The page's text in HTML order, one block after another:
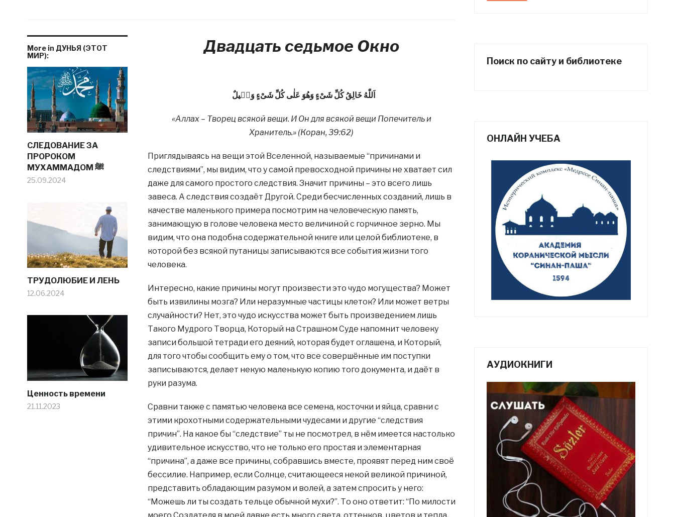
More in ДУНЬЯ (ЭТОТ
МИР):
СЛЕДОВАНИЕ ЗА
ПРОРОКОМ
МУХАММАДОМ ﷺ
25.09.2024
​​ТРУДОЛЮБИЕ И ЛЕНЬ
12.06.2024
Ценность времени
21.11.2023
Двадцать седьмое Окно
اَللّٰهُ خَالِقُ كُلِّ شَىْءٍ وَهُوَ عَلٰى كُلِّ شَىْءٍ وَكٖيلٌ
«Аллах – Творец всякой вещи. И Он для всякой вещи Попечитель и
Хранитель.» (Коран, 39:62)
Приглядываясь на вещи этой Вселенной, называемые “причинами и
следствиями”, мы видим, что у самой превосходной причины не хватает сил
даже для самого простого следствия. Значит причины – это всего лишь
завеса. А следствия создаёт Другой. Среди бесчисленных созданий, лишь в
качестве маленького примера посмотрим на человеческую память,
занимающую в голове человека место величиной с горчичное зерно. Мы
видим, что она подобна содержательной книге или целой библиотеке, в
которой без всякой путаницы записываются все события жизни того
человека.
Интересно, какие причины могут произвести это чудо могущества? Может
быть извилины мозга? Или неразумные частицы клеток? Или может ветры
случайности? Нет, это чудо искусства может быть произведением лишь
Такого Мудрого Творца, Который на Страшном Суде напомнит человеку
записи большой тетради его деяний, которая будет оглашена, и Который,
для того чтобы сообщить ему о том, что все совершённые им поступки
записываются, делает некую маленькую копию того документа, и даёт в
руки разума.
Сравни также с памятью человека все семена, косточки и яйца, сравни с
этими крохотными содержательными чудесами и другие “следствия
причин”. На какое бы “следствие” ты не посмотрел, в нём имеется настолько
удивительное искусство, что не только его простая и элементарная
“причина”, а даже все причины, собравшись вместе, проявят перед ним своё
бессилие. Например, если Солнце, считающееся некой великой причиной,
представить обладающим разумом и волей, а затем спросить у него:
“Можешь ли ты создать тельце обычной мухи?”. То оно ответит: “По милости
Поиск по сайту и библиотеке
ОНЛАЙН УЧЕБА
АУДИОКНИГИ